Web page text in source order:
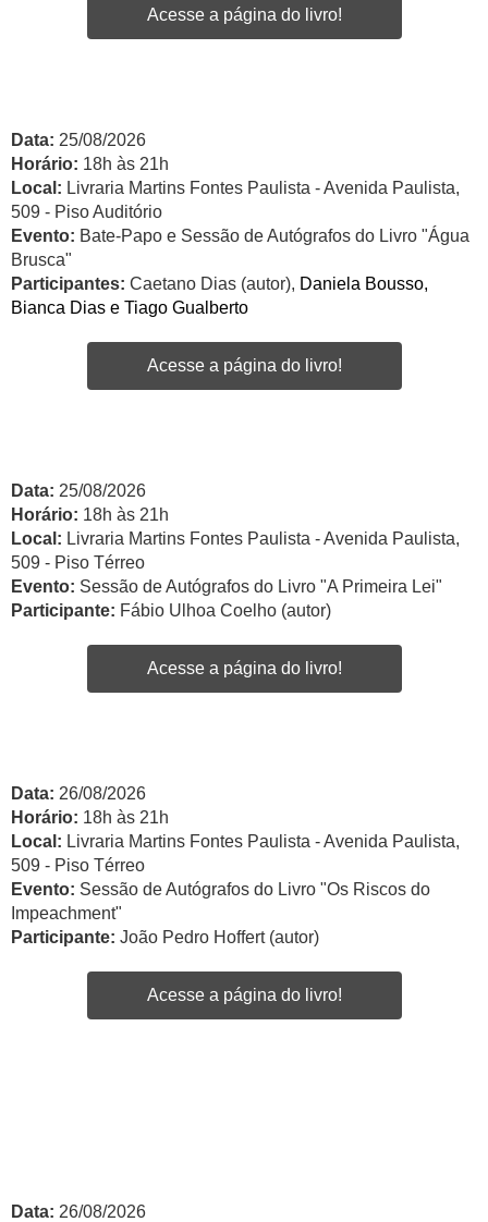
Acesse a página do livro!
Data: 25/08/2026
Horário: 18h às 21h
Local: Livraria Martins Fontes Paulista - Avenida Paulista,
509 - Piso Auditório
Evento: Bate-Papo e Sessão de Autógrafos do Livro "Água
Brusca"
Participantes: Caetano Dias (autor), Daniela Bousso,
Bianca Dias e Tiago Gualberto
Acesse a página do livro!
Data: 25/08/2026
Horário: 18h às 21h
Local: Livraria Martins Fontes Paulista - Avenida Paulista,
509 - Piso Térreo
Evento: Sessão de Autógrafos do Livro "A Primeira Lei"
Participante: Fábio Ulhoa Coelho (autor)
Acesse a página do livro!
Data: 26/08/2026
Horário: 18h às 21h
Local: Livraria Martins Fontes Paulista - Avenida Paulista,
509 - Piso Térreo
Evento: Sessão de Autógrafos do Livro "Os Riscos do
Impeachment"
Participante: João Pedro Hoffert (autor)
Acesse a página do livro!
Data: 26/08/2026